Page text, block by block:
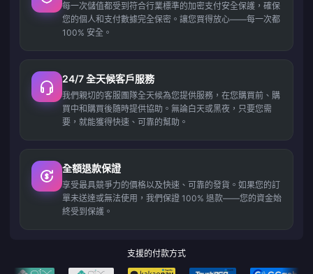
每一次儲值都受到符合行業標準的加密支付安全保護，確保
您的個人和支付數據完全保密。讓您買得放心——每一次都
100% 安全。
24/7 全天候客戶服務
我們親切的客服團隊全天候為您提供服務，在您購買前、購
買中和購買後隨時提供協助。無論白天或黑夜，只要您需
要，就能獲得快速、可靠的幫助。
全額退款保證
享受最具競爭力的價格以及快速、可靠的發貨。如果您的訂
單未送達或無法使用，我們保證 100% 退款——您的資金始
終受到保護。
支援的付款方式